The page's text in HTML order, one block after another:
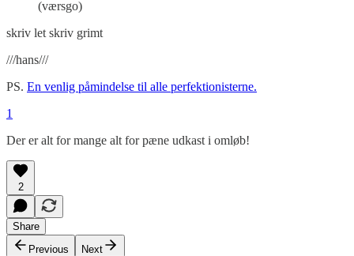
(værsgo)
skriv let skriv grimt
///hans///
PS. En venlig påmindelse til alle perfektionisterne.
1
Der er alt for mange alt for pæne udkast i omløb!
2
Share
Previous
Next